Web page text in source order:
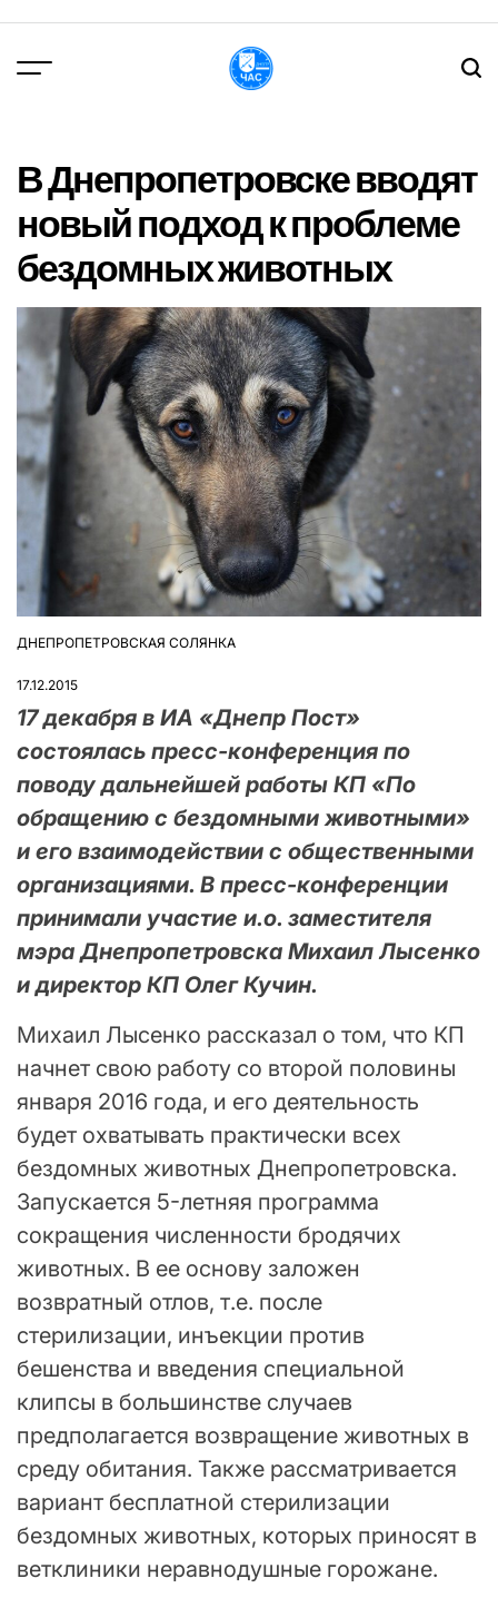
вмісту
В Днепропетровске вводят
новый подход к проблеме
бездомных животных
ОПУБЛІКУВАТИ
ДНЕПРОПЕТРОВСКАЯ СОЛЯНКА
17.12.2015
17 декабря в ИА «Днепр Пост»
состоялась пресс-конференция по
поводу дальнейшей работы КП «По
обращению с бездомными животными»
и его взаимодействии с общественными
организациями. В пресс-конференции
принимали участие и.о. заместителя
мэра Днепропетровска Михаил Лысенко
и директор КП Олег Кучин.
Михаил Лысенко рассказал о том, что КП
начнет свою работу со второй половины
января 2016 года, и его деятельность
будет охватывать практически всех
бездомных животных Днепропетровска.
Запускается 5-летняя программа
сокращения численности бродячих
животных. В ее основу заложен
возвратный отлов, т.е. после
стерилизации, инъекции против
бешенства и введения специальной
клипсы в большинстве случаев
предполагается возвращение животных в
среду обитания. Также рассматривается
вариант бесплатной стерилизации
бездомных животных, которых приносят в
ветклиники неравнодушные горожане.